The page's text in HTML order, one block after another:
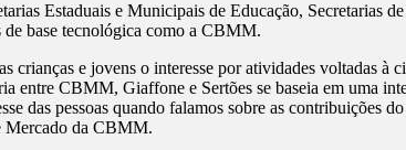
Estaduais e Municipais de Educação, Secretarias
de base tecnológica como a CBMM.
e jovens o interesse por atividades voltadas à
entre CBMM, Giaffone e Sertões se baseia em uma
das pessoas quando falamos sobre as contribuições
Mercado da CBMM.